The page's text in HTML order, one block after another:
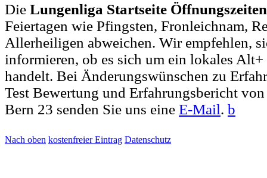
Die Lungenliga Startseite Öffnungszeiten
Feiertagen wie Pfingsten, Fronleichnam,
Allerheiligen abweichen. Wir empfehlen,
informieren, ob es sich um ein lokales
handelt. Bei Änderungswünschen zu
Test Bewertung und Erfahrungsbericht
Bern 23 senden Sie uns eine E-Mail. b
Nach oben kostenfreier Eintrag Datenschutz